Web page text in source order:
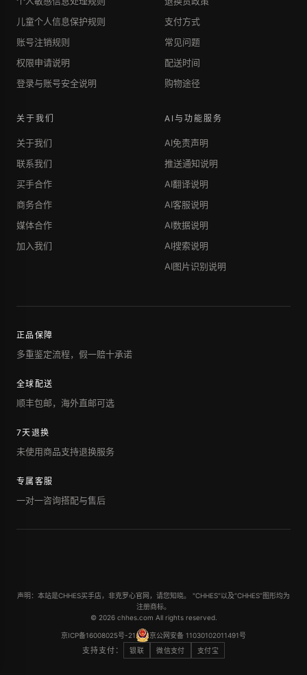
儿童个人信息保护规则
账号注销规则
权限申请说明
登录与账号安全说明
支付方式
常见问题
配送时间
购物途径
关于我们
关于我们
联系我们
买手合作
商务合作
媒体合作
加入我们
AI与功能服务
AI免责声明
推送通知说明
AI翻译说明
AI客服说明
AI数据说明
AI搜索说明
AI图片识别说明
正品保障
多重鉴定流程，假一赔十承诺
全球配送
顺丰包邮，海外直邮可选
7天退换
未使用商品支持退换服务
专属客服
一对一咨询搭配与售后
声明：本站是CHHES买手店，非克罗心官网，请您知晓。 "CHHES"以及“CHHES”图形均为
注册商标。
© 2026 chhes.com All rights reserved.
京ICP备16008025号-21 京公网安备 11030102011491号
支持支付： 银联 微信支付 支付宝